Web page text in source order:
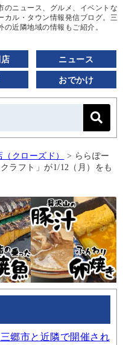
のニュース、グルメ、イベントな
カル・タウン情報発信ブログ。三
近隣地域の情報もご紹介。
ニュース
おでかけ
（クローズド） > ららぽー
ラフト」が1/12（月）をも
三郷市と近隣で開催され